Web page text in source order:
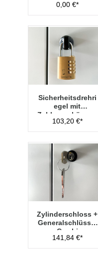
0,00 €*
Sicherheitsdrehri
egel mit
Zahlenvorhänges
chloss Typ 1
103,20 €*
Zylinderschloss +
Generalschlüssel
- Cambio
141,84 €*